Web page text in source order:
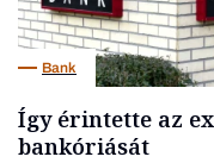
Bank
Így érintette az
bankóriását